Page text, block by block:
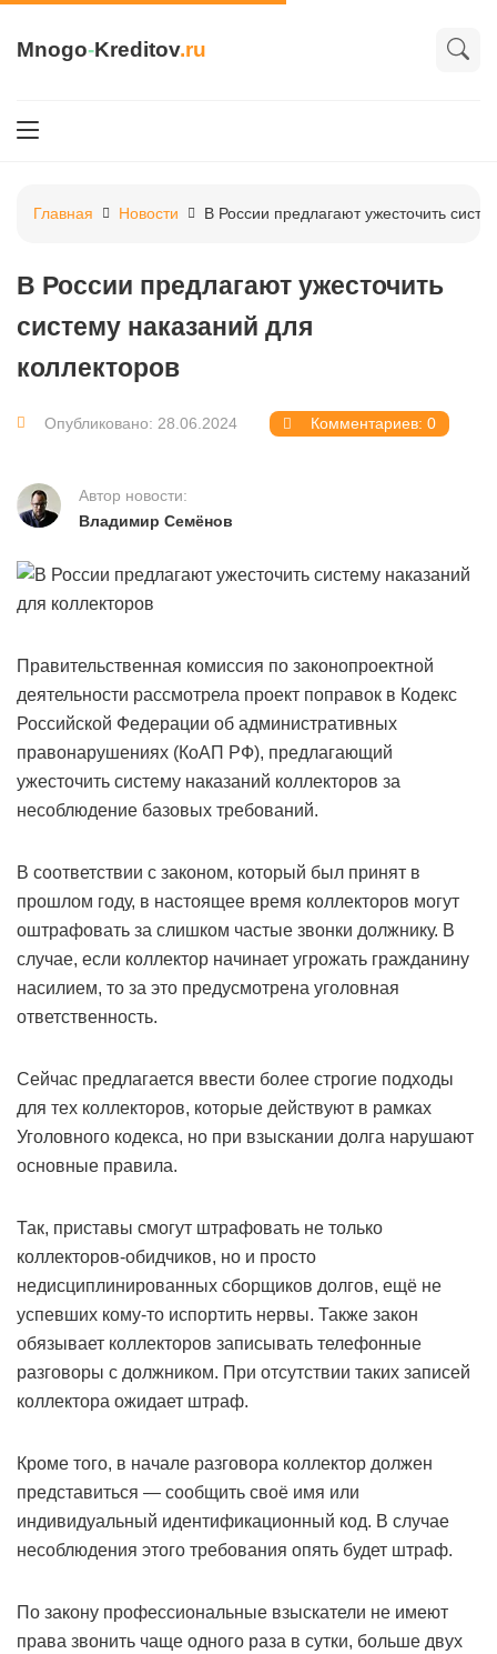
Mnogo-Kreditov.ru
Главная Новости В России предлагают ужесточить
В России предлагают ужесточить
систему наказаний для
коллекторов
Опубликовано: 28.06.2024 Комментариев: 0
Автор новости:
Владимир Семёнов
Правительственная комиссия по законопроектной
деятельности рассмотрела проект поправок в Кодекс
Российской Федерации об административных
правонарушениях (КоАП РФ), предлагающий
ужесточить систему наказаний коллекторов за
несоблюдение базовых требований.
В соответствии с законом, который был принят в
прошлом году, в настоящее время коллекторов могут
оштрафовать за слишком частые звонки должнику. В
случае, если коллектор начинает угрожать гражданину
насилием, то за это предусмотрена уголовная
ответственность.
Сейчас предлагается ввести более строгие подходы
для тех коллекторов, которые действуют в рамках
Уголовного кодекса, но при взыскании долга нарушают
основные правила.
Так, приставы смогут штрафовать не только
коллекторов-обидчиков, но и просто
недисциплинированных сборщиков долгов, ещё не
успевших кому-то испортить нервы. Также закон
обязывает коллекторов записывать телефонные
разговоры с должником. При отсутствии таких записей
коллектора ожидает штраф.
Кроме того, в начале разговора коллектор должен
представиться — сообщить своё имя или
индивидуальный идентификационный код. В случае
несоблюдения этого требования опять будет штраф.
По закону профессиональные взыскатели не имеют
права звонить чаще одного раза в сутки, больше двух